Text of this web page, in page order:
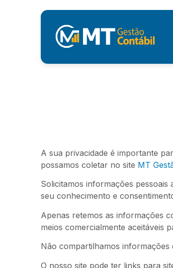
A sua privacidade é importante
possamos coletar no site MT
Solicitamos informações
seu conhecimento e
Apenas retemos as informações
meios comercialmente aceitáveis
Não compartilhamos
O nosso site pode ter links para